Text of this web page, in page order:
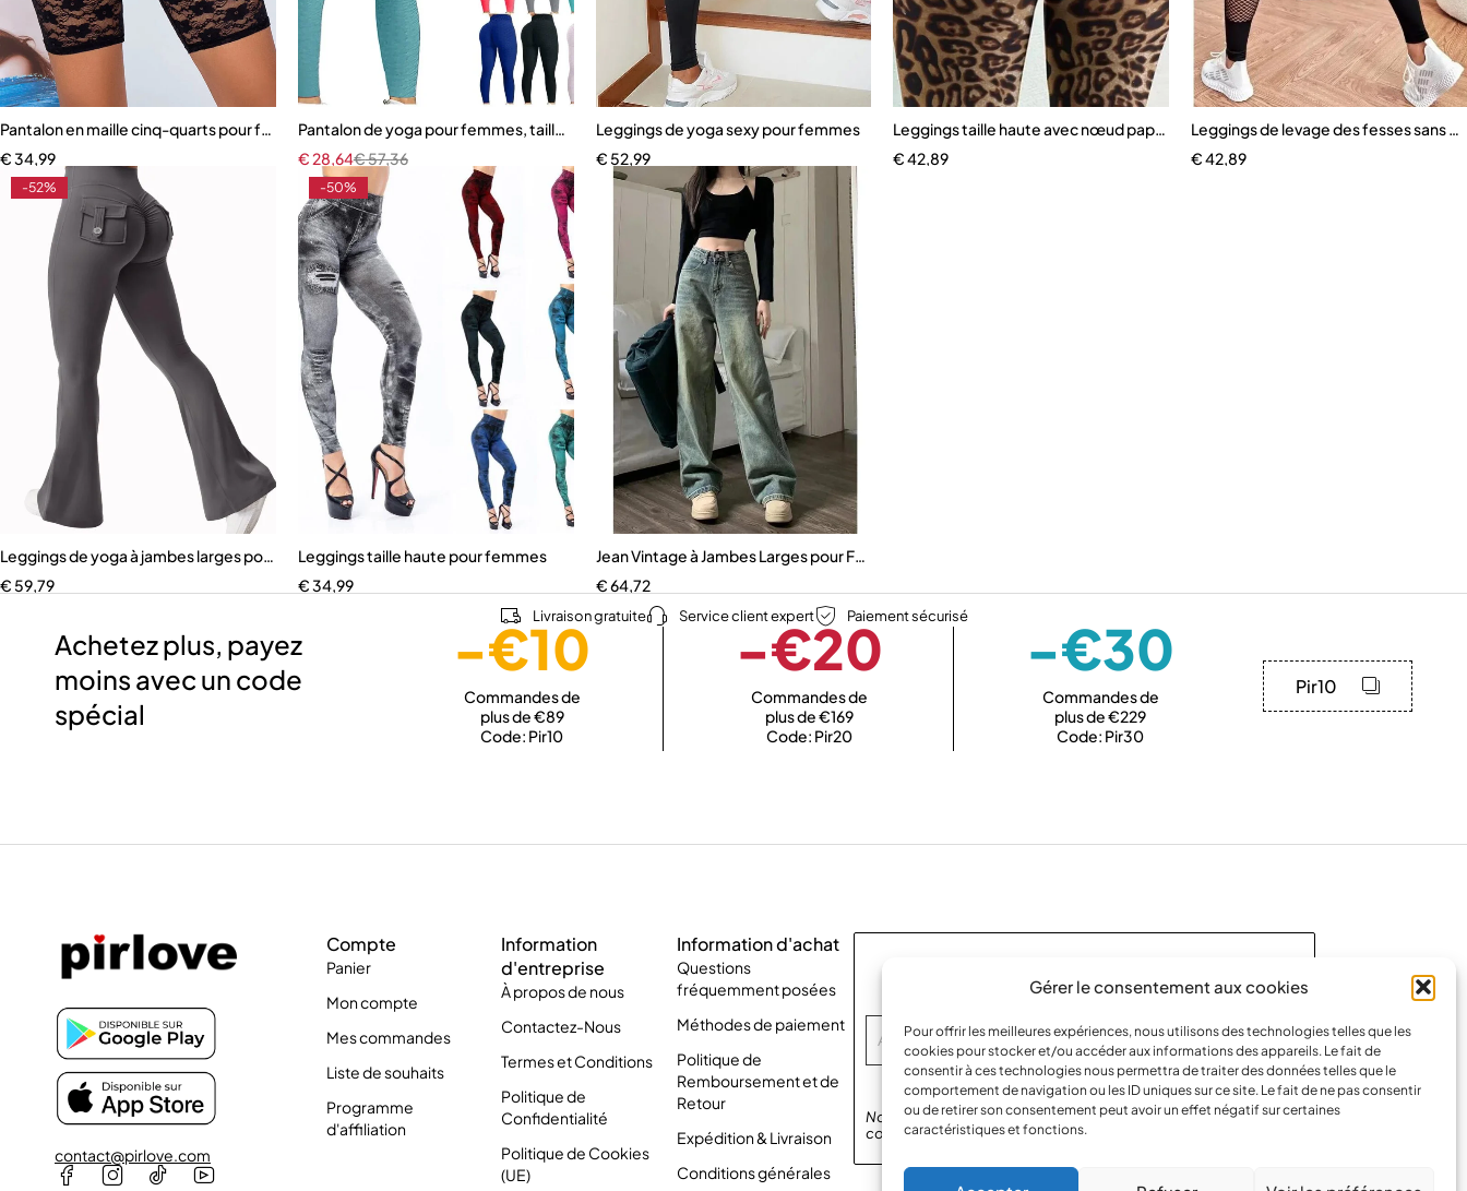
Gérer le consentement aux cookies
Pour offrir les meilleures expériences, nous utilisons des technologies telles que les
cookies pour stocker et/ou accéder aux informations des appareils. Le fait de
consentir à ces technologies nous permettra de traiter des données telles que le
comportement de navigation ou les ID uniques sur ce site. Le fait de ne pas consentir
ou de retirer son consentement peut avoir un effet négatif sur certaines
caractéristiques et fonctions.
Pantalon en maille cinq-quarts pour femme, pantalon slim
€34,99
Pantalon de yoga pour femmes, taille haute
€57,36
€28,64
Leggings de yoga sexy pour femmes
€ 52,99
Leggings taille haute avec nœud papillon pour femme
€42,89
Leggings de levage des fesses sans
€42,89
-52%
Leggings de yoga à jambes larges pour femmes
€ 59,79
-50%
Leggings taille haute pour femmes
€34,99
Jean Vintage à Jambes Larges pour Femme
€64,72
Livraison gratuite Service client expert Paiement sécurisé
Achetez plus, payez
moins avec un code
spécial
-€10
Commandes de
plus de €89
Code: Pir10
-€20
Commandes de
plus de €169
Code: Pir20
-€30
Commandes de
plus de €229
Code: Pir30
Pir10
contact@pirlove.com
Compte
Panier
Mon compte
Mes commandes
Liste de souhaits
Programme
d'affiliation
Information
d'entreprise
À propos de nous
Contactez-Nous
Termes et Conditions
Politique de
Confidentialité
Politique de Cookies
(UE)
Information d'achat
Questions
fréquemment posées
Méthodes de paiement
Politique de
Remboursement et de
Retour
Expédition & Livraison
Conditions générales
Abonnez-vous et profitez de 10 % de réduction.
Nous respectons votre vie privée.Consultez notrepolitique de
confidentialitépouren savoir plus